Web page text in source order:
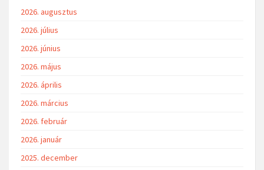
2026. augusztus
2026. július
2026. június
2026. május
2026. április
2026. március
2026. február
2026. január
2025. december